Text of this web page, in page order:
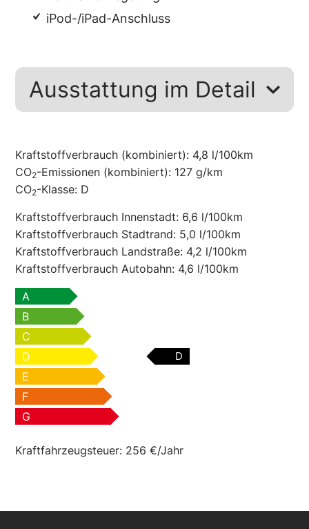
iPod-/iPad-Anschluss
Ausstattung im Detail
Kraftstoffverbrauch (kombiniert): 4,8 l/100km
CO2-Emissionen (kombiniert): 127 g/km
CO2-Klasse: D
Kraftstoffverbrauch Innenstadt: 6,6 l/100km
Kraftstoffverbrauch Stadtrand: 5,0 l/100km
Kraftstoffverbrauch Landstraße: 4,2 l/100km
Kraftstoffverbrauch Autobahn: 4,6 l/100km
A
B
C
D
D
E
F
G
Kraftfahrzeugsteuer: 256 €/Jahr